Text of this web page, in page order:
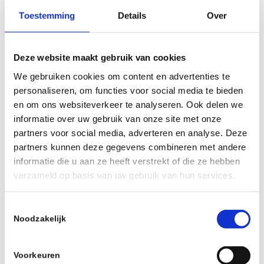
Toestemming Details Over
Deze website maakt gebruik van cookies
We gebruiken cookies om content en advertenties te
personaliseren, om functies voor social media te bieden
en om ons websiteverkeer te analyseren. Ook delen we
informatie over uw gebruik van onze site met onze
partners voor social media, adverteren en analyse. Deze
partners kunnen deze gegevens combineren met andere
informatie die u aan ze heeft verstrekt of die ze hebben
verzameld op basis van uw gebruik van hun services.
Noodzakelijk
Voorkeuren
Graffiti laten verwijderen in
Den Haag? Wij helpen je graag
In Den Haag en omgeving graffiti op professionele
wijze laten verwijderen? Neem contact op.